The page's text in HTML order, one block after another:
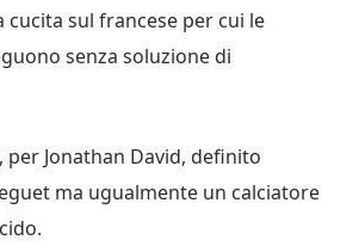
cucita sul francese per cui le
senza soluzione di
per Jonathan David, definito
ma ugualmente un calciatore